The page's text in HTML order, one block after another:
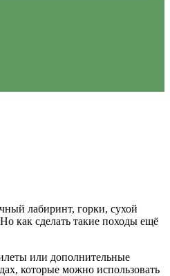
лабиринт, горки, сухой
как сделать такие походы ещё
или дополнительные
которые можно использовать